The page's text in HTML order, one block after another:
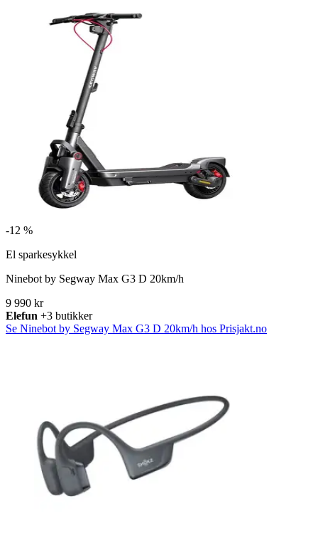
-12 %
El sparkesykkel
Ninebot by Segway Max G3 D 20km/h
9 990 kr
Elefun +3 butikker
Se Ninebot by Segway Max G3 D 20km/h hos Prisjakt.no